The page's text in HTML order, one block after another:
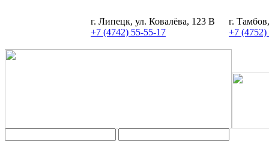
г. Липецк, ул. Ковалёва, 123 В
+7 (4742) 55-55-17
г.
+7 (4752)